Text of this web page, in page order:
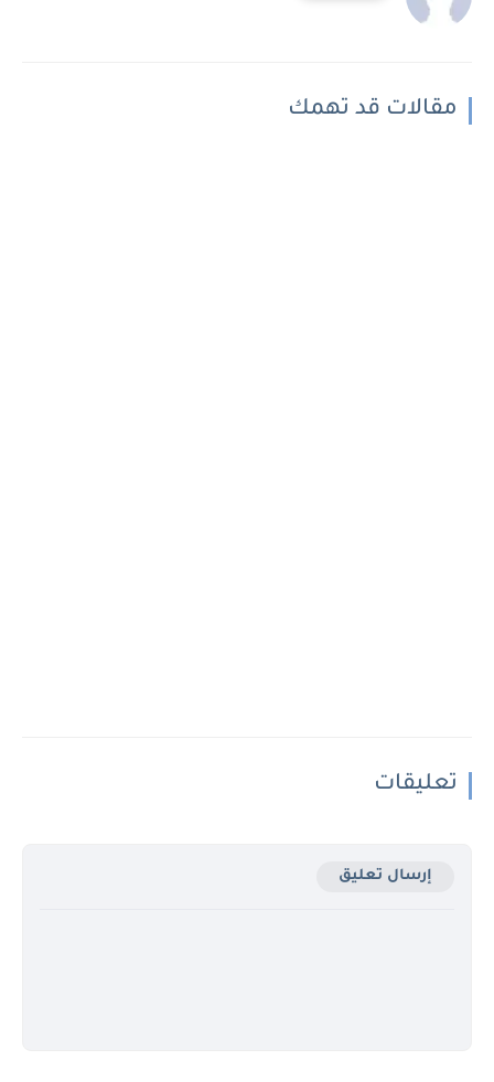
مقالات قد تهمك
تعليقات
إرسال تعليق